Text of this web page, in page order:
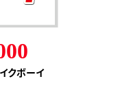
クボーイ